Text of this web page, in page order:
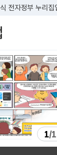
전자정부 누리집
손으로 만든 조
1/1